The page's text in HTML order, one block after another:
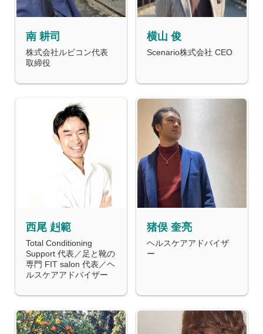
南 耕司
株式会社ルビコン代表
取締役
横山 俊
Scenario株式会社 CEO
西尾 赳範
Total Conditioning
Support 代表／足と靴の
専門 FIT salon 代表／ヘ
ルスケアアドバイザー
猪俣 奎亮
ヘルスケアアドバイザ
ー